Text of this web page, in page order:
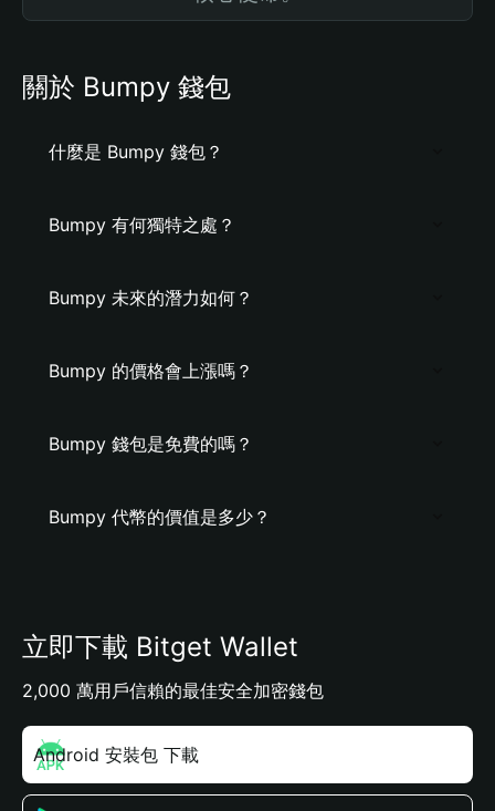
關於 Bumpy 錢包
什麼是 Bumpy 錢包？
Bumpy 有何獨特之處？
Bumpy 未來的潛力如何？
Bumpy 的價格會上漲嗎？
Bumpy 錢包是免費的嗎？
Bumpy 代幣的價值是多少？
立即下載 Bitget Wallet
2,000 萬用戶信賴的最佳安全加密錢包
Android 安裝包 下載